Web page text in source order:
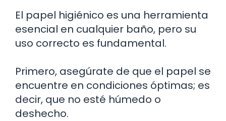
El papel higiénico es una herramienta
esencial en cualquier baño, pero su
uso correcto es fundamental.
Primero, asegúrate de que el papel se
encuentre en condiciones óptimas; es
decir, que no esté húmedo o
deshecho.